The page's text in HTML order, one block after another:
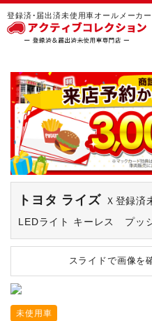
登録済･届出済未使用車オールメーカ
トヨタ ライズ Ｘ登録済
LEDライト キーレス プッ
スライドで画像を
未使用車